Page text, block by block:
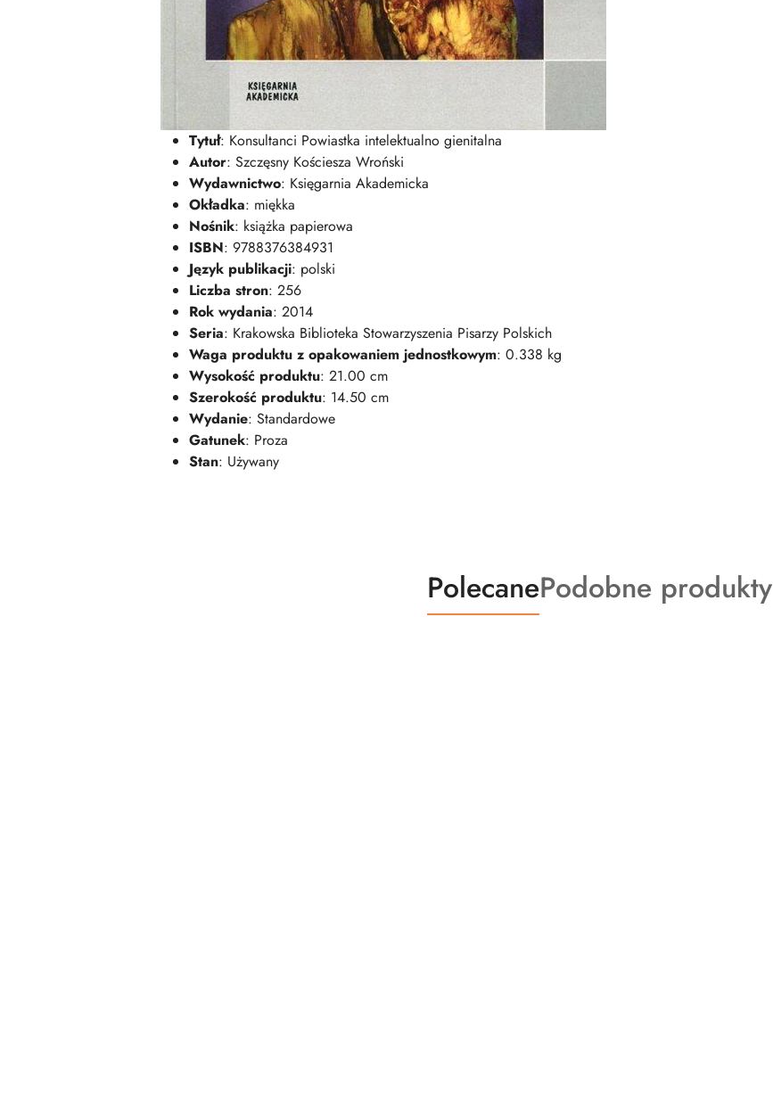
Tytuł: Konsultanci Powiastka intelektualno gienitalna
Autor: Szczęsny Kościesza Wroński
Wydawnictwo: Księgarnia Akademicka
Okładka: miękka
Nośnik: książka papierowa
ISBN: 9788376384931
Język publikacji: polski
Liczba stron: 256
Rok wydania: 2014
Seria: Krakowska Biblioteka Stowarzyszenia Pisarzy Polskich
Waga produktu z opakowaniem jednostkowym: 0.338 kg
Wysokość produktu: 21.00 cm
Szerokość produktu: 14.50 cm
Wydanie: Standardowe
Gatunek: Proza
Stan: Używany
Produkty
o
PolecaneProdukty
o
Podobne produkty